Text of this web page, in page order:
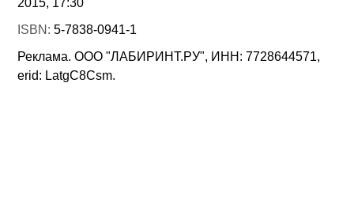
2015, 17:30
ISBN:5-7838-0941-1
Реклама. ООО "ЛАБИРИНТ.РУ", ИНН: 7728644571,
erid: LatgC8Csm.